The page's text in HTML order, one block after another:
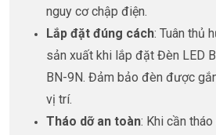
nguy cơ chập điện.
Lắp đặt đúng cách: Tuân thủ
sản xuất khi lắp đặt Đèn LED
BN-9N. Đảm bảo đèn được
vị trí.
Tháo dỡ an toàn: Khi cần